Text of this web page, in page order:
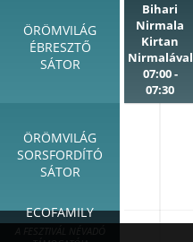
ÖRÖMVILÁG
ÉBRESZTŐ
SÁTOR
ÖRÖMVILÁG
SORSFORDÍTÓ
SÁTOR
ECOFAMILY
Bihari
Nirmala
Kirtan
Nirmalával
07:00 -
07:30